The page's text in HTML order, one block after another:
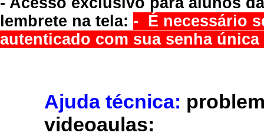
lembrete na tela: - É necessário
autenticado com sua senha
Ajuda técnica:
videoaulas: